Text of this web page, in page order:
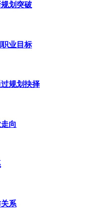
划突破
业目标
规划抉择
向
系